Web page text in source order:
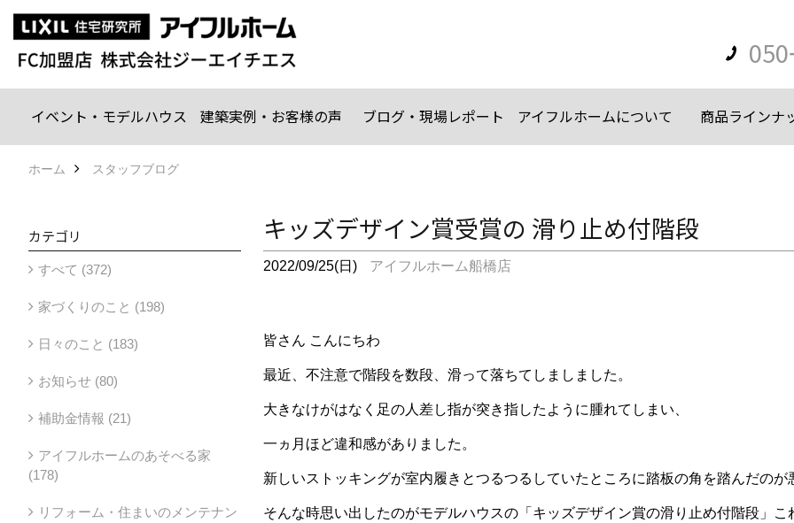
イベント・モデルハウス 建築実例・お客様の声 ブログ・現場レポート アイフルホームについて 商品ラインナ
ホーム スタッフブログ
キッズデザイン賞受賞の 滑り止め付階段
2022/09/25(日) アイフルホーム船橋店
皆さん こんにちわ
最近、不注意で階段を数段、滑って落ちてしましました。
大きなけがはなく足の人差し指が突き指したように腫れてしまい、
一ヵ月ほど違和感がありました。
新しいストッキングが室内履きとつるつるしていたところに踏板の角を踏んだの
そんな時思い出したのがモデルハウスの「キッズデザイン賞の滑り止め付階段」
カテゴリ
すべて (372)
家づくりのこと (198)
日々のこと (183)
お知らせ (80)
補助金情報 (21)
アイフルホームのあそべる家
(178)
リフォーム・住まいのメンテナン